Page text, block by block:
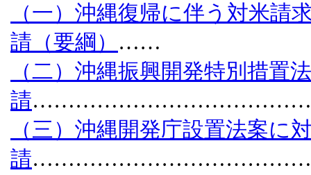
（一）沖縄復帰に伴う対米請
請（要綱） ……
（二）沖縄振興開発特別措置
請
（三）沖縄開発庁設置法案に
請